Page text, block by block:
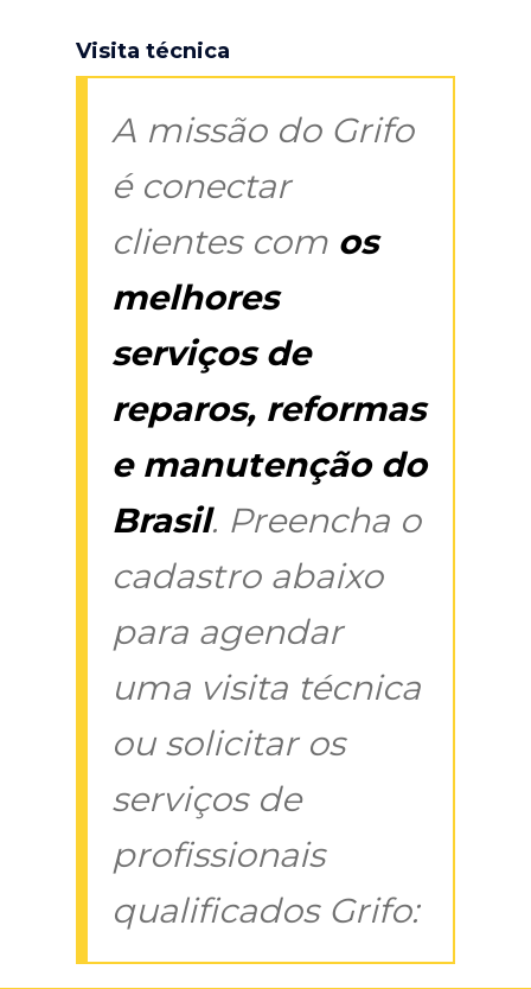
Visita técnica
A missão do Grifo
é conectar
clientes com os
melhores
serviços de
reparos, reformas
e manutenção do
Brasil. Preencha o
cadastro abaixo
para agendar
uma visita técnica
ou solicitar os
serviços de
profissionais
qualificados Grifo: